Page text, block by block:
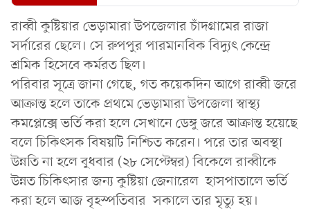
রাব্বী কুষ্টিয়ার ভেড়ামারা উপজেলার চাঁদগ্রামের রাজা
সর্দারের ছেলে। সে রুপপুর পারমানবিক বিদ্যুৎ কেন্দ্রে
শ্রমিক হিসেবে কর্মরত ছিল।
পরিবার সূত্রে জানা গেছে, গত কয়েকদিন আগে রাব্বী জরে
আক্রান্ত হলে তাকে প্রথমে ভেড়ামারা উপজেলা স্বাস্থ্য
কমপ্লেক্সে ভর্তি করা হলে সেখানে ডেঙ্গু জরে আক্রান্ত হয়েছে
বলে চিকিৎসক বিষয়টি নিশ্চিত করেন। পরে তার অবস্থা
উন্নতি না হলে বুধবার (২৮ সেপ্টেম্বর) বিকেলে রাব্বীকে
উন্নত চিকিৎসার জন্য কুষ্টিয়া জেনারেল হাসপাতালে ভর্তি
করা হলে আজ বৃহস্পতিবার সকালে তার মৃত্যু হয়।